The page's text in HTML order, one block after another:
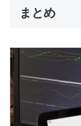
まとめ